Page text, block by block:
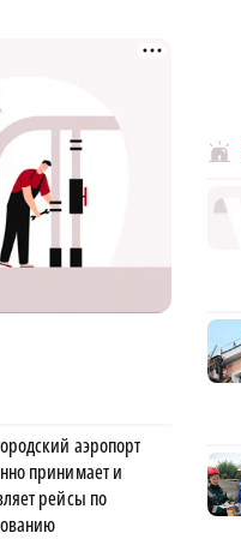
аэропорт
принимает и
рейсы по